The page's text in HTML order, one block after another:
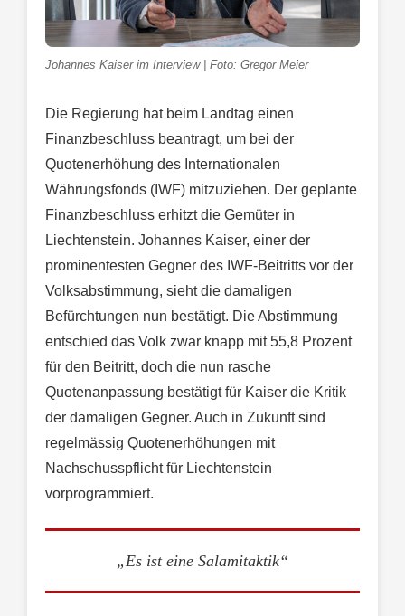
Johannes Kaiser im Interview | Foto: Gregor Meier
Die Regierung hat beim Landtag einen
Finanzbeschluss beantragt, um bei der
Quotenerhöhung des Internationalen
Währungsfonds (IWF) mitzuziehen. Der geplante
Finanzbeschluss erhitzt die Gemüter in
Liechtenstein. Johannes Kaiser, einer der
prominentesten Gegner des IWF-Beitritts vor der
Volksabstimmung, sieht die damaligen
Befürchtungen nun bestätigt. Die Abstimmung
entschied das Volk zwar knapp mit 55,8 Prozent
für den Beitritt, doch die nun rasche
Quotenanpassung bestätigt für Kaiser die Kritik
der damaligen Gegner. Auch in Zukunft sind
regelmässig Quotenerhöhungen mit
Nachschusspflicht für Liechtenstein
vorprogrammiert.
„Es ist eine Salamitaktik“